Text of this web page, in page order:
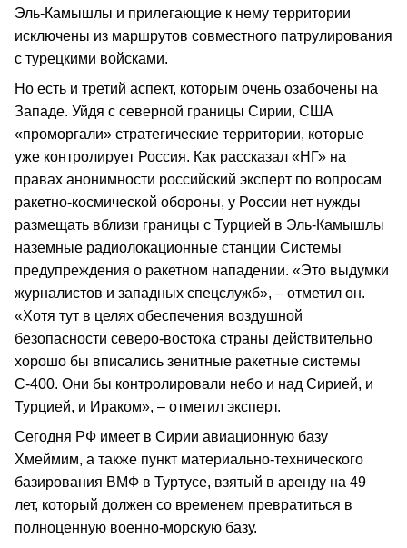
Эль‑Камышлы и прилегающие к нему территории
исключены из маршрутов совместного патрулирования
с турецкими войсками.
Но есть и третий аспект, которым очень озабочены на
Западе. Уйдя с северной границы Сирии, США
«проморгали» стратегические территории, которые
уже контролирует Россия. Как рассказал «НГ» на
правах анонимности российский эксперт по вопросам
ракетно‑космической обороны, у России нет нужды
размещать вблизи границы с Турцией в Эль‑Камышлы
наземные радиолокационные станции Системы
предупреждения о ракетном нападении. «Это выдумки
журналистов и западных спецслужб», – отметил он.
«Хотя тут в целях обеспечения воздушной
безопасности северо‑востока страны действительно
хорошо бы вписались зенитные ракетные системы
С‑400. Они бы контролировали небо и над Сирией, и
Турцией, и Ираком», – отметил эксперт.
Сегодня РФ имеет в Сирии авиационную базу
Хмеймим, а также пункт материально‑технического
базирования ВМФ в Туртусе, взятый в аренду на 49
лет, который должен со временем превратиться в
полноценную военно‑морскую базу.